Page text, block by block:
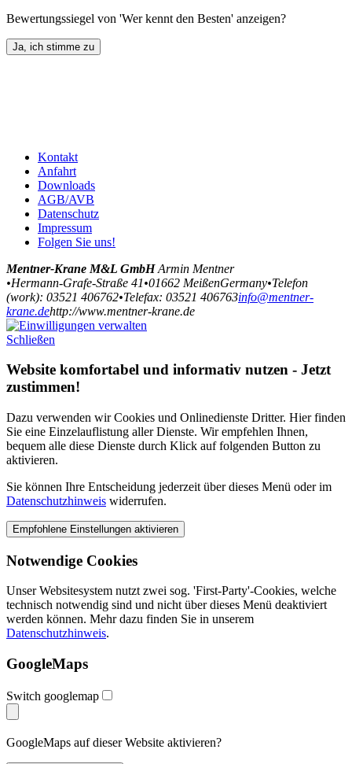
Bewertungssiegel von 'Wer kennt den Besten' anzeigen?
Kontakt
Anfahrt
Downloads
AGB/AVB
Datenschutz
Impressum
Folgen Sie uns!
Mentner-Krane M&L GmbH Armin Mentner
•Hermann-Grafe-Straße 41•01662 MeißenGermany•Telefon
(work): 03521 406762•Telefax: 03521 406763info@mentner-
krane.dehttp://www.mentner-krane.de
Schließen
Website komfortabel und informativ nutzen - Jetzt
zustimmen!
Dazu verwenden wir Cookies und Onlinedienste Dritter. Hier finden
Sie eine Einzelauflistung aller Dienste. Wir empfehlen Ihnen,
bequem alle diese Dienste durch Klick auf folgenden Button zu
aktivieren.
Sie können Ihre Entscheidung jederzeit über dieses Menü oder im
Datenschutzhinweis widerrufen.
Notwendige Cookies
Unser Websitesystem nutzt zwei sog. 'First-Party'-Cookies, welche
technisch notwendig sind und nicht über dieses Menü deaktiviert
werden können. Mehr dazu finden Sie in unserem
Datenschutzhinweis.
GoogleMaps
Switch googlemap
GoogleMaps auf dieser Website aktivieren?